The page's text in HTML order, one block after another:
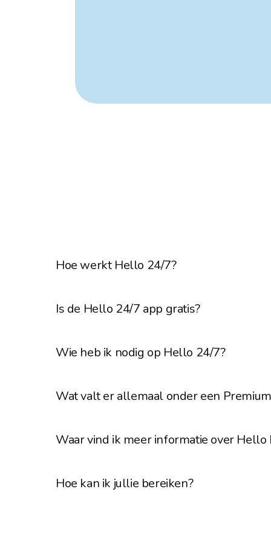
Hoe werkt Hello 24/7?
Is de Hello 24/7 app gratis?
Wie heb ik nodig op Hello 24/7?
Wat valt er allemaal onder een
Waar vind ik meer informatie over Hello
Hoe kan ik jullie bereiken?